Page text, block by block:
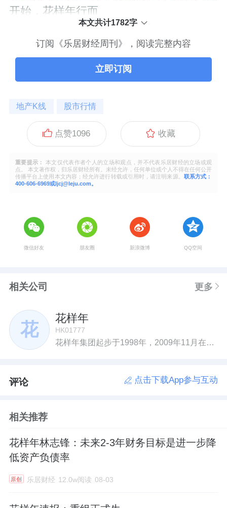
开始，花样年行而
本文共计1782字
订阅《乐居财经周刊》，阅读完整内容
立即订阅
地产K线 股市行情
点赞1096 收藏
重要提示：
本文仅代表作者个人的立场和观点，并不代表乐居财经的立场或观
点。 本文著作权，归乐居财经所有。未经允许，任何单位或个人不得在任何公开
传播平台上使用本文内容；经允许进行转载或引用时，请注明来源。 联系方式：
400-606-6969或ljcj@leju.com。
微信好友 朋友圈 新浪微博 QQ空间
相关公司 更多
花
花样年
HK01777
花样年集团起步于1998年，2009年11月在香港联交所主板上市，目前已全面完成基于未来移动互联网、客户大数据时代的业务战略布局。
评论 点击下载App参与互动
相关推荐
花样年林志锋：未来2-3年财务目标是进一步降
低资产负债率
原创 乐居财经 12.0w阅读 08-03